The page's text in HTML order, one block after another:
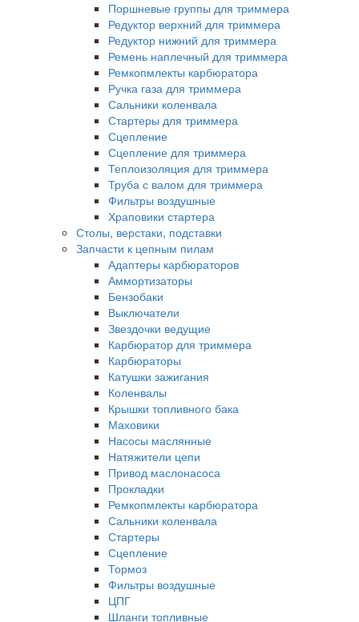
Поршневые группы для триммера
Редуктор верхний для триммера
Редуктор нижний для триммера
Ремень наплечный для триммера
Ремкопмлекты карбюратора
Ручка газа для триммера
Сальники коленвала
Стартеры для триммера
Сцепление
Сцепление для триммера
Теплоизоляция для триммера
Труба с валом для триммера
Фильтры воздушные
Храповики стартера
Столы, верстаки, подставки
Запчасти к цепным пилам
Адаптеры карбюраторов
Аммортизаторы
Бензобаки
Выключатели
Звездочки ведущие
Карбюратор для триммера
Карбюраторы
Катушки зажигания
Коленвалы
Крышки топливного бака
Маховики
Насосы маслянные
Натяжители цепи
Привод маслонасоса
Прокладки
Ремкопмлекты карбюратора
Сальники коленвала
Стартеры
Сцепление
Тормоз
Фильтры воздушные
ЦПГ
Шланги топливные